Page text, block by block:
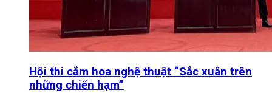
Hội thi cắm hoa nghệ thuật “Sắc xuân trên
những chiến hạm”